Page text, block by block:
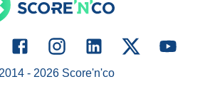
- 2026Score'n'co